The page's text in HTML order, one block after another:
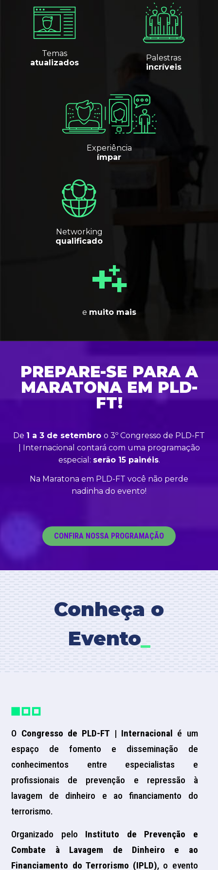
Temas
atualizados
Palestras
incríveis
Experiência
ímpar
Networking
qualificado
e muito mais
PREPARE-SE PARA A
MARATONA EM PLD-
FT!
De 1 a 3 de setembro o 3º Congresso de PLD-FT
| Internacional contará com uma programação
especial: serão 15 painéis.
Na Maratona em PLD-FT você não perde
nadinha do evento!
CONFIRA NOSSA PROGRAMAÇÃO
Conheça o
Evento_
O Congresso de PLD-FT | Internacional é um
espaço de fomento e disseminação de
conhecimentos entre especialistas e
profissionais de prevenção e repressão à
lavagem de dinheiro e ao financiamento do
terrorismo.
Organizado pelo Instituto de Prevenção e
Combate à Lavagem de Dinheiro e ao
Financiamento do Terrorismo (IPLD), o evento